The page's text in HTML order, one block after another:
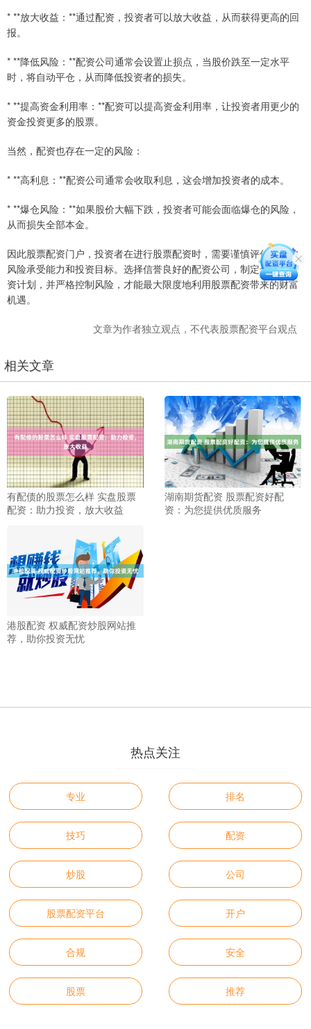
* **放大收益：**通过配资，投资者可以放大收益，从而获得更高的回
报。
* **降低风险：**配资公司通常会设置止损点，当股价跌至一定水平
时，将自动平仓，从而降低投资者的损失。
* **提高资金利用率：**配资可以提高资金利用率，让投资者用更少的
资金投资更多的股票。
当然，配资也存在一定的风险：
* **高利息：**配资公司通常会收取利息，这会增加投资者的成本。
* **爆仓风险：**如果股价大幅下跌，投资者可能会面临爆仓的风险，
从而损失全部本金。
因此股票配资门户，投资者在进行股票配资时，需要谨慎评估自己的
风险承受能力和投资目标。选择信誉良好的配资公司，制定合理的投
资计划，并严格控制风险，才能最大限度地利用股票配资带来的财富
机遇。
文章为作者独立观点，不代表股票配资平台观点
相关文章
有配债的股票怎么样 实盘股票
配资：助力投资，放大收益
湖南期货配资 股票配资好配
资：为您提供优质服务
港股配资 权威配资炒股网站推
荐，助你投资无忧
热点关注
专业 排名
技巧 配资
炒股 公司
股票配资平台 开户
合规 安全
股票 推荐